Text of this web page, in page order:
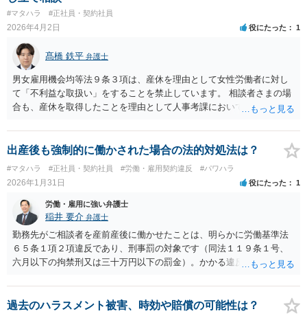
#マタハラ #正社員・契約社員
2026年4月2日 役にたった 1
髙橋 鉄平 弁護士
男女雇用機会均等法９条３項は、産休を理由として女性労働者に対し
て「不利益な取扱い」をすることを禁止しています。 相談者さまの場
合も、産休を取得したことを理由として人事考課において評価を下げ
取扱い」に該当すると考えられます。 したがって、社内の苦情受付窓
口や各都道府県の労働局に対して、産休を理由に不利益な取扱いをさ
出産後も強制的に働かされた場合の法的対処法は？
#マタハラ #正社員・契約社員 #労働・雇用契約違反 #パワハラ
2026年1月31日 役にたった 1
労働・雇用に強い弁護士
稲井 要介 弁護士
勤務先がご相談者を産前産後に働かせたことは、明らかに労働基準法
６５条１項２項違反であり、刑事罰の対象です（同法１１９条１号、
六月以下の拘禁刑又は三十万円以下の罰金）。かかる違反行為を労働
事上の請求として、①未払賃金の支払請求、②不法行為に基づく損害
賠償請求をすることが考えられます。②の損害額には、慰謝料の他
過去のハラスメント被害、時効や賠償の可能性は？